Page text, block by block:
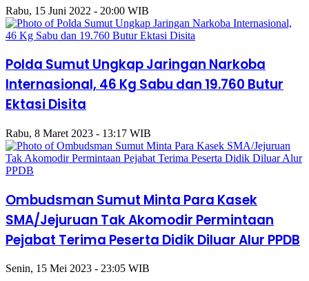
Rabu, 15 Juni 2022 - 20:00 WIB
Polda Sumut Ungkap Jaringan Narkoba
Internasional, 46 Kg Sabu dan 19.760 Butur
Ektasi Disita
Rabu, 8 Maret 2023 - 13:17 WIB
Ombudsman Sumut Minta Para Kasek
SMA/Jejuruan Tak Akomodir Permintaan
Pejabat Terima Peserta Didik Diluar Alur PPDB
Senin, 15 Mei 2023 - 23:05 WIB